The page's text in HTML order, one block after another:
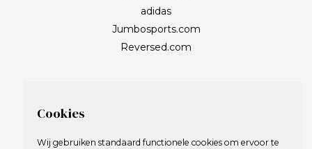
adidas
Jumbosports.com
Reversed.com
Cookies
Wij gebruiken standaard functionele cookies om ervoor te